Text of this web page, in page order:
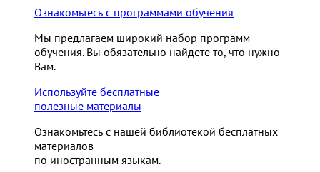
Ознакомьтесь с программами обучения
Мы предлагаем широкий набор программ
обучения. Вы обязательно найдете то, что нужно
Вам.
Используйте бесплатные
полезные материалы
Ознакомьтесь с нашей библиотекой бесплатных
материалов
по иностранным языкам.